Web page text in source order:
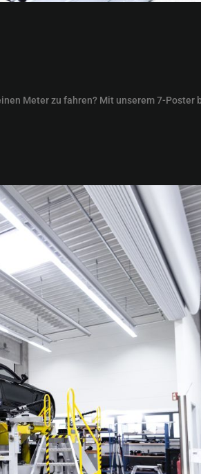
Meter zu fahren? Mit unserem 7-Poster